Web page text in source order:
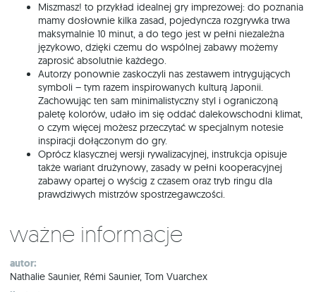
Miszmasz! to przykład idealnej gry imprezowej: do poznania
mamy dosłownie kilka zasad, pojedyncza rozgrywka trwa
maksymalnie 10 minut, a do tego jest w pełni niezależna
językowo, dzięki czemu do wspólnej zabawy możemy
zaprosić absolutnie każdego.
Autorzy ponownie zaskoczyli nas zestawem intrygujących
symboli – tym razem inspirowanych kulturą Japonii.
Zachowując ten sam minimalistyczny styl i ograniczoną
paletę kolorów, udało im się oddać dalekowschodni klimat,
o czym więcej możesz przeczytać w specjalnym notesie
inspiracji dołączonym do gry.
Oprócz klasycznej wersji rywalizacyjnej, instrukcja opisuje
także wariant drużynowy, zasady w pełni kooperacyjnej
zabawy opartej o wyścig z czasem oraz tryb ringu dla
prawdziwych mistrzów spostrzegawczości.
Ważne informacje
autor:
Nathalie Saunier, Rémi Saunier, Tom Vuarchex